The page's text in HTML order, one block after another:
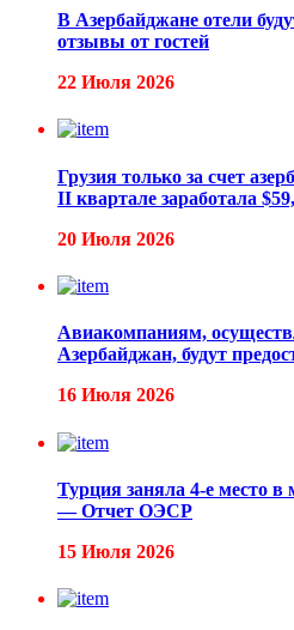
В Азербайджане отели
отзывы от гостей
22 Июля 2026
Грузия только за счет
II квартале заработала
20 Июля 2026
Авиакомпаниям,
Азербайджан, будут
16 Июля 2026
Турция заняла 4-е место в
— Отчет ОЭСР
15 Июля 2026